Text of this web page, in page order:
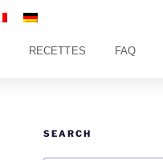
RECETTES FAQ
SEARCH